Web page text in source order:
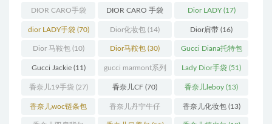
(12) 手袋(163)
DIOR CARO手袋
(11)
DIOR CARO 手袋
(31)
Dior LADY(17)
dior LADY手袋(70) Dior化妆包 (14) Dior肩带 (16)
Dior 马鞍包(10) Dior马鞍包 (30) Gucci Diana托特包
(11)
Gucci Jackie(11) gucci marmont系列
(19)
Lady Dior手袋 (51)
香奈儿19手袋 (27) 香奈儿CF (70) 香奈儿leboy (13)
香奈儿woc链条包 香奈儿丹宁牛仔 香奈儿化妆包(13)